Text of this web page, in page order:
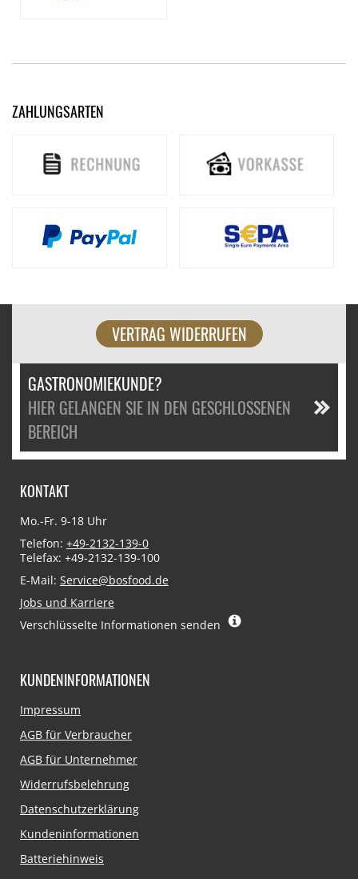
ZAHLUNGSARTEN
VERTRAG WIDERRUFEN
GASTRONOMIEKUNDE?
HIER GELANGEN SIE IN DEN GESCHLOSSENEN
BEREICH
KONTAKT
Mo.-Fr. 9-18 Uhr
Telefon: +49-2132-139-0
Telefax: +49-2132-139-100
E-Mail: Service@bosfood.de
Jobs und Karriere
Verschlüsselte Informationen senden
KUNDENINFORMATIONEN
Navigation
Impressum
AGB für Verbraucher
AGB für Unternehmer
Widerrufsbelehrung
Datenschutzerklärung
Kundeninformationen
Batteriehinweis